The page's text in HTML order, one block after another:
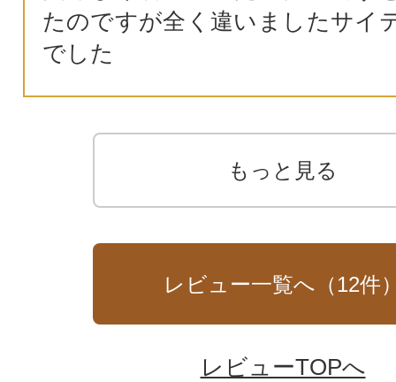
たのですが全く違いましたサイ
でした
もっと見る
レビュー一覧へ（12件
レビューTOPへ